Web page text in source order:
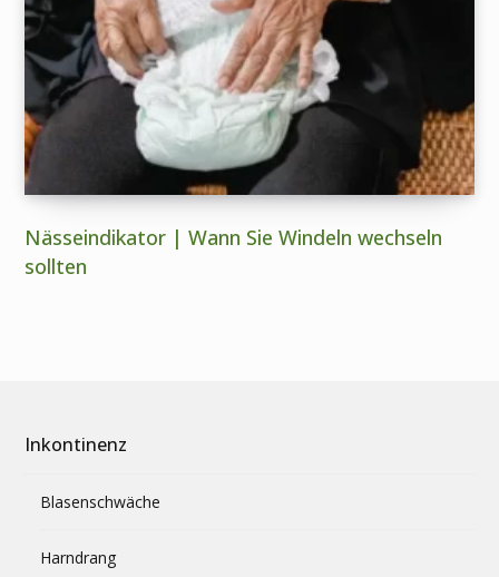
Nässeindikator | Wann Sie Windeln wechseln
sollten
Inkontinenz
Blasenschwäche
Harndrang